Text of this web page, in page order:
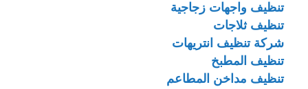
تنظيف واجهات زجاجية
تنظيف ثلاجات
شركة تنظيف انتريهات
تنظيف المطبخ
تنظيف مداخن المطاعم